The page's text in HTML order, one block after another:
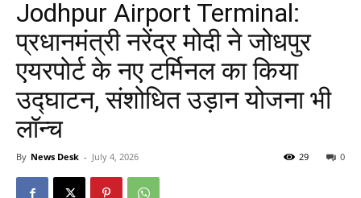
Jodhpur Airport Terminal:
प्रधानमंत्री नरेंद्र मोदी ने जोधपुर
एयरपोर्ट के नए टर्मिनल का किया
उद्घाटन, संशोधित उड़ान योजना भी
लॉन्च
By News Desk - July 4, 2026 0
29